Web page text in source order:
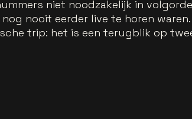
niet noodzakelijk in
nooit eerder live te horen
trip: het is een terugblik op